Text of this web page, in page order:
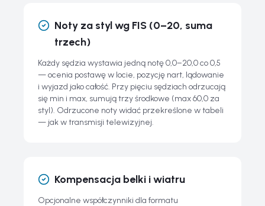
Noty za styl wg FIS (0–20, suma
trzech)
Każdy sędzia wystawia jedną notę 0,0–20,0 co 0,5
— ocenia postawę w locie, pozycję nart, lądowanie
i wyjazd jako całość. Przy pięciu sędziach odrzucają
się min i max, sumują trzy środkowe (max 60,0 za
styl). Odrzucone noty widać przekreślone w tabeli
— jak w transmisji telewizyjnej.
Kompensacja belki i wiatru
Opcjonalne współczynniki dla formatu